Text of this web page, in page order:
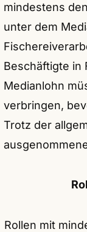
mindestens
unter dem
Beschäftigte in
Medianlohn
verbringen,
Trotz der
Rollen mit